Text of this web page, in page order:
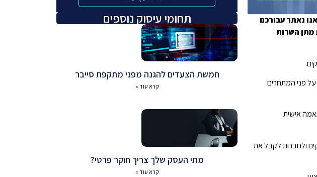
נאתר עבורכם
מתן השרות
על פני המתחרים
אישית
ולחברות לקבל את
תחומי עיסוק נוספים
חמשת הצעדים להגנה מפני מתקפת סייבר
קרא עוד »
מתי העסק שלך צריך חוקר פרטי?
קרא עוד »